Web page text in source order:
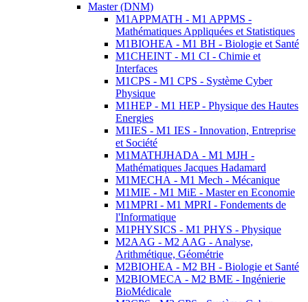
Master (DNM)
M1APPMATH - M1 APPMS -
Mathématiques Appliquées et Statistiques
M1BIOHEA - M1 BH - Biologie et Santé
M1CHEINT - M1 CI - Chimie et
Interfaces
M1CPS - M1 CPS - Système Cyber
Physique
M1HEP - M1 HEP - Physique des Hautes
Energies
M1IES - M1 IES - Innovation, Entreprise
et Société
M1MATHJHADA - M1 MJH -
Mathématiques Jacques Hadamard
M1MECHA - M1 Mech - Mécanique
M1MIE - M1 MiE - Master en Economie
M1MPRI - M1 MPRI - Fondements de
l'Informatique
M1PHYSICS - M1 PHYS - Physique
M2AAG - M2 AAG - Analyse,
Arithmétique, Géométrie
M2BIOHEA - M2 BH - Biologie et Santé
M2BIOMECA - M2 BME - Ingénierie
BioMédicale